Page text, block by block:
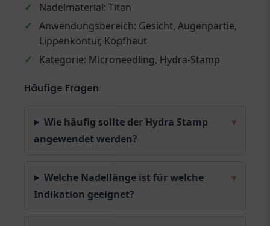
✓
Nadelmaterial: Titan
✓
Anwendungsbereich: Gesicht, Augenpartie,
Lippenkontur, Kopfhaut
✓
Kategorie: Microneedling, Hydra-Stamp
Häufige Fragen
▾
Wie häufig sollte der Hydra Stamp
angewendet werden?
▾
Welche Nadellänge ist für welche
Indikation geeignet?